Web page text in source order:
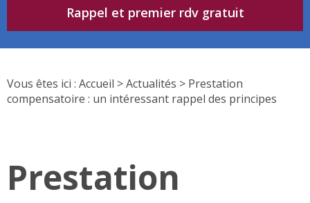
Rappel et premier rdv gratuit
Vous êtes ici : Accueil >Actualités > Prestation
compensatoire : un intéressant rappel des principes
Prestation